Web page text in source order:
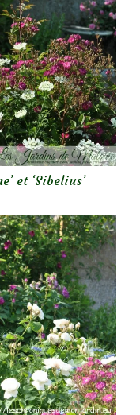
et ‘Sibelius’